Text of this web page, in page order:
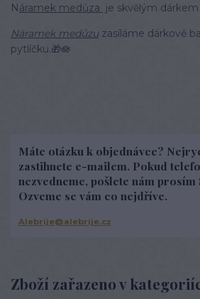
Náramek medůza je skvělým
Náramek medůzuzasíláme dárkově
pytlíčku.🎁🪷
Zboží zařazeno v
Máte otázku k objednávce?
zastihnete e-mailem. Pokud
nezvedneme, pošlete nám prosím
Ozveme se vám co nejdříve.
Alebrije@alebrije.cz